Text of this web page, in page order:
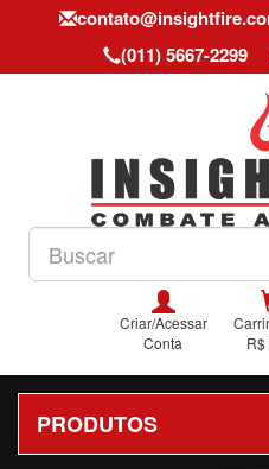
(011) 5667-2299
Criar/Acessar
Conta
R$
PRODUTOS